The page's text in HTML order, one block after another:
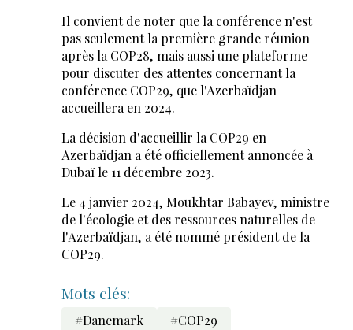
Il convient de noter que la conférence n'est
pas seulement la première grande réunion
après la COP28, mais aussi une plateforme
pour discuter des attentes concernant la
conférence COP29, que l'Azerbaïdjan
accueillera en 2024.
La décision d'accueillir la COP29 en
Azerbaïdjan a été officiellement annoncée à
Dubaï le 11 décembre 2023.
Le 4 janvier 2024, Moukhtar Babayev, ministre
de l'écologie et des ressources naturelles de
l'Azerbaïdjan, a été nommé président de la
COP29.
Mots clés:
#Danemark #COP29